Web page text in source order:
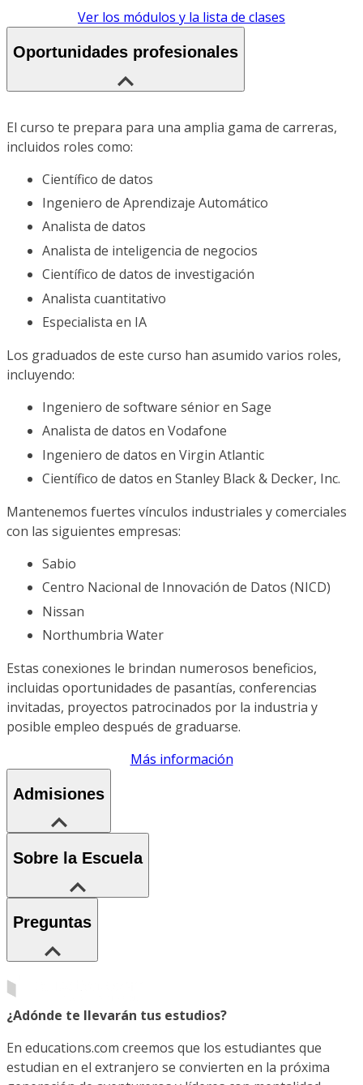
Ver los módulos y la lista de clases
Oportunidades profesionales
El curso te prepara para una amplia gama de carreras,
incluidos roles como:
Científico de datos
Ingeniero de Aprendizaje Automático
Analista de datos
Analista de inteligencia de negocios
Científico de datos de investigación
Analista cuantitativo
Especialista en IA
Los graduados de este curso han asumido varios roles,
incluyendo:
Ingeniero de software sénior en Sage
Analista de datos en Vodafone
Ingeniero de datos en Virgin Atlantic
Científico de datos en Stanley Black & Decker, Inc.
Mantenemos fuertes vínculos industriales y comerciales
con las siguientes empresas:
Sabio
Centro Nacional de Innovación de Datos (NICD)
Nissan
Northumbria Water
Estas conexiones le brindan numerosos beneficios,
incluidas oportunidades de pasantías, conferencias
invitadas, proyectos patrocinados por la industria y
posible empleo después de graduarse.
Más información
Admisiones
Sobre la Escuela
Preguntas
¿Adónde te llevarán tus estudios?
En educations.com creemos que los estudiantes que
estudian en el extranjero se convierten en la próxima